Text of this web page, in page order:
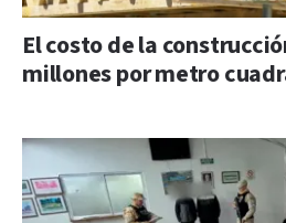
El costo de la
millones por metro